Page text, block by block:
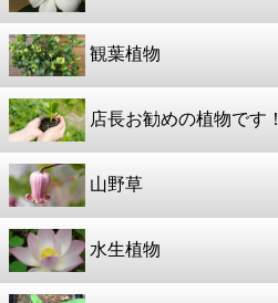
観葉植物
店長お勧めの植物です！
山野草
水生植物